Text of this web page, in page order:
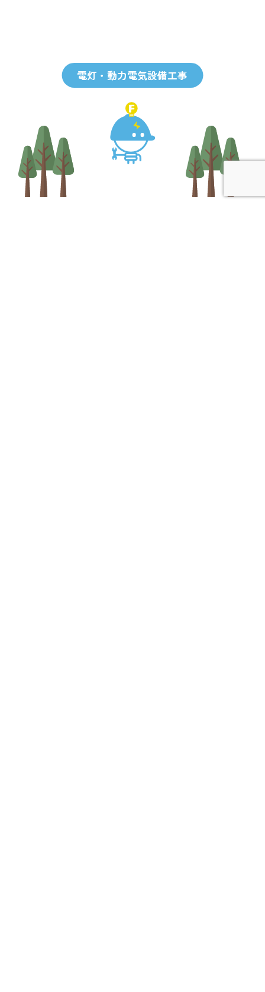
電灯・動力電気設備工事